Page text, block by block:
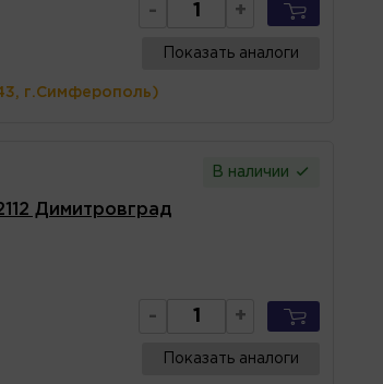
- +
Показать аналоги
г.Симферополь)
В наличии
Димитровград
- +
Показать аналоги